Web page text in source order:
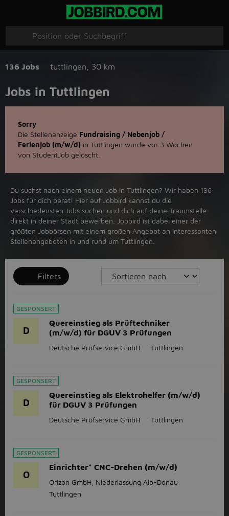
136 Jobs tuttlingen 30 km
Jobs in Tuttlingen
Sorry
Die Stellenanzeige Fundraising / Nebenjob /
Ferienjob (m/w/d) in Tuttlingen wurde vor 3 Wochen
von StudentJob gelöscht.
Du suchst nach einem neuen Job in Tuttlingen? Wir haben 136
Jobs für dich parat! Hier auf Jobbird kannst du die
verschiedensten Jobs suchen und dich auf deine Traumstelle
direkt in deiner Stadt bewerben. Jobbird ist dabei einer der
größten Jobbörsen mit einem großen Angebot an interessanten
Stellenangeboten in und rund um Tuttlingen.
Filters
GESPONSERT
D
Quereinstieg als Prüftechniker
(m/w/d) für DGUV 3 Prüfungen
Deutsche Prüfservice GmbH Tuttlingen
GESPONSERT
D
Quereinstieg als Elektrohelfer (m/w/d)
für DGUV 3 Prüfungen
Deutsche Prüfservice GmbH Tuttlingen
GESPONSERT
O
Einrichter* CNC-Drehen (m/w/d)
Orizon GmbH, Niederlassung Alb-Donau
Tuttlingen